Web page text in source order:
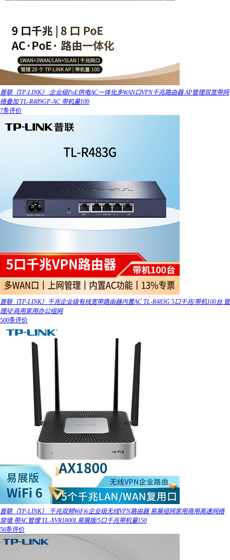
普联（TP-LINK） 企业级PoE供电AC一体化多WAN口VPN千兆路由器 AP管理双宽带网
络叠加 TL-R489GP-AC 带机量100
7条评价
普联（TP-LINK）千兆企业级有线宽带路由器内置AC TL-R483G 5口千兆/带机100台 管
理AP商用家用办公组网
500条评价
普联（TP-LINK） 千兆双频WiFi6企业级无线VPN路由器 易展组网家用商用高速网络
穿墙 带AC管理 TL-XVR1800L易展版/5口千兆带机量150
56条评价